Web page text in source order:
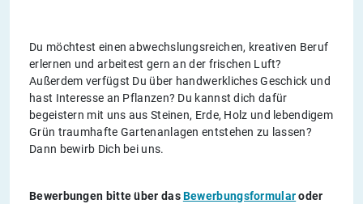
Du möchtest einen abwechslungsreichen, kreativen Beruf
erlernen und arbeitest gern an der frischen Luft?
Außerdem verfügst Du über handwerkliches Geschick und
hast Interesse an Pflanzen? Du kannst dich dafür
begeistern mit uns aus Steinen, Erde, Holz und lebendigem
Grün traumhafte Gartenanlagen entstehen zu lassen?
Dann bewirb Dich bei uns.
Bewerbungen bitte über dasBewerbungsformular oder